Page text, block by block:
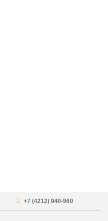
+7 (4212) 940-960